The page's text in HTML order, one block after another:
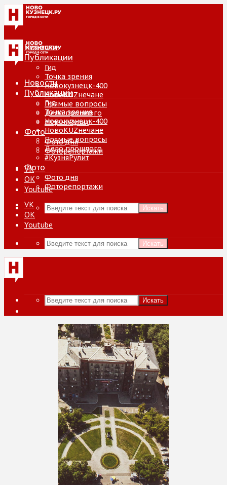
Новости
Публикации
Гид
Точка зрения
Новокузнецк-400
НовоKUZнечане
Прямые вопросы
Дело прошлого
#КузняРулит
Фото
Фото дня
Фоторепортажи
VK
ОК
Youtube
Искать
Новости
Публикации
Гид
Точка зрения
Новокузнецк-400
НовоKUZнечане
Прямые вопросы
Дело прошлого
#КузняРулит
Фото
Фото дня
Фоторепортажи
VK
ОК
Youtube
Искать
Искать